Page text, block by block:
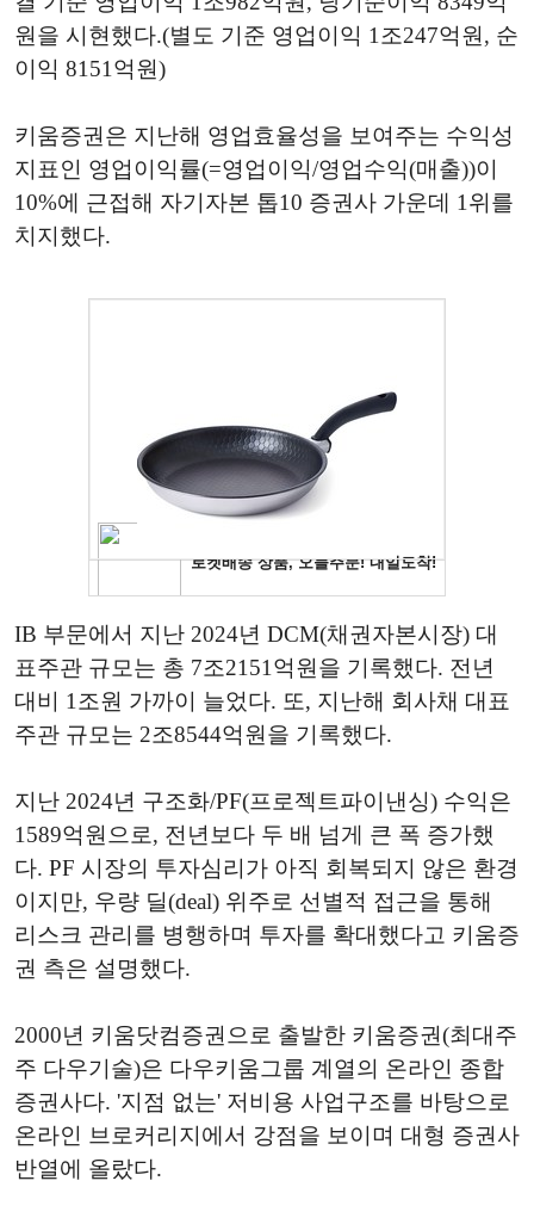
원을 시현했다.(별도 기준 영업이익 1조247억원, 순
이익 8151억원)
키움증권은 지난해 영업효율성을 보여주는 수익성
지표인 영업이익률(=영업이익/영업수익(매출))이
10%에 근접해 자기자본 톱10 증권사 가운데 1위를
치지했다.
IB 부문에서 지난 2024년 DCM(채권자본시장) 대
표주관 규모는 총 7조2151억원을 기록했다. 전년
대비 1조원 가까이 늘었다. 또, 지난해 회사채 대표
주관 규모는 2조8544억원을 기록했다.
지난 2024년 구조화/PF(프로젝트파이낸싱) 수익은
1589억원으로, 전년보다 두 배 넘게 큰 폭 증가했
다. PF 시장의 투자심리가 아직 회복되지 않은 환경
이지만, 우량 딜(deal) 위주로 선별적 접근을 통해
리스크 관리를 병행하며 투자를 확대했다고 키움증
권 측은 설명했다.
2000년 키움닷컴증권으로 출발한 키움증권(최대주
주 다우기술)은 다우키움그룹 계열의 온라인 종합
증권사다. '지점 없는' 저비용 사업구조를 바탕으로
온라인 브로커리지에서 강점을 보이며 대형 증권사
반열에 올랐다.